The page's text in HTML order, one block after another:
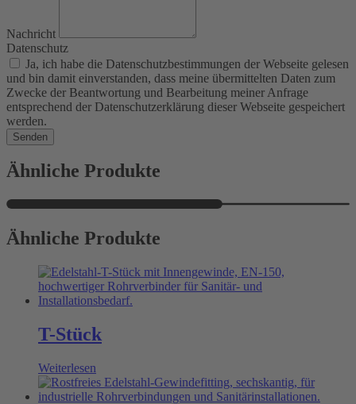
Nachricht
Datenschutz
Ja, ich habe die Datenschutzbestimmungen der Webseite gelesen
und bin damit einverstanden, dass meine übermittelten Daten zum
Zwecke der Beantwortung und Bearbeitung meiner Anfrage
entsprechend der Datenschutzerklärung dieser Webseite gespeichert
werden.
Senden
Ähnliche Produkte
Ähnliche Produkte
T-Stück
Weiterlesen